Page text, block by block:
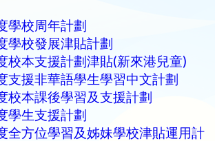
學校周年計劃
學校發展津貼計劃
校本支援計劃津貼(新來港兒童)
支援非華語學生學習中文計劃
校本課後學習及支援計劃
學生支援計劃
全方位學習及姊妹學校津貼運用計